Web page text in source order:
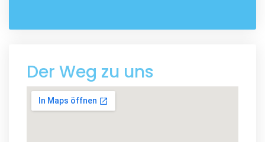
Der Weg zu uns